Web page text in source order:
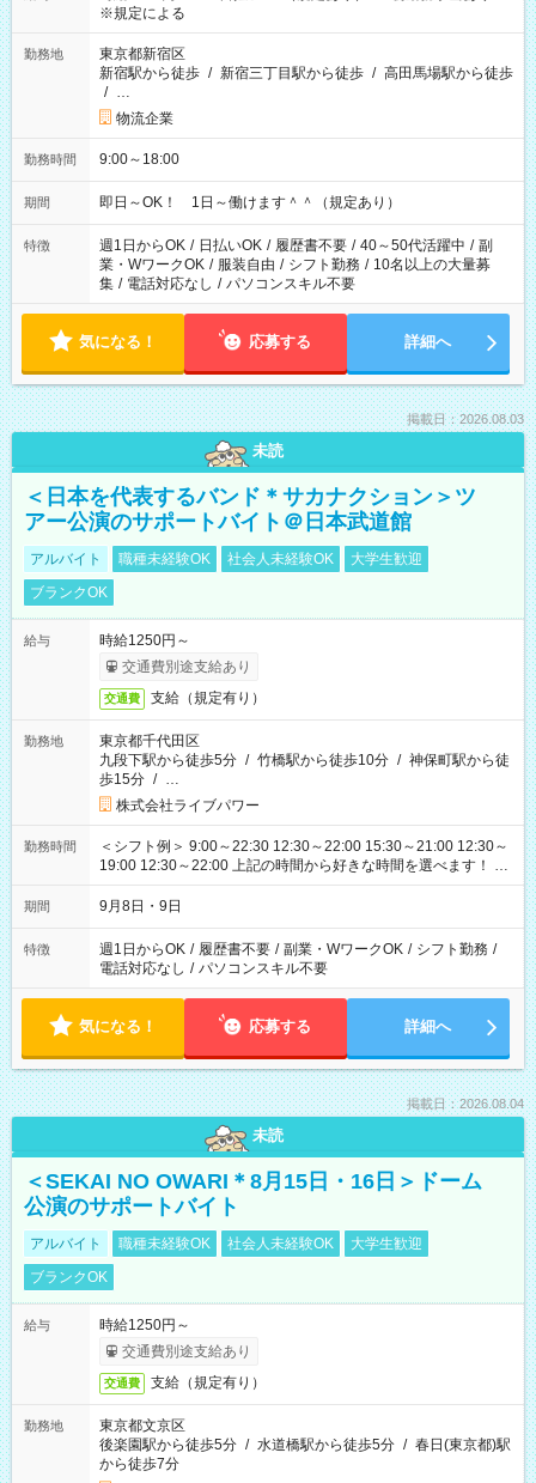
※規定による
勤務地
東京都新宿区
新宿駅から徒歩 / 新宿三丁目駅から徒歩 / 高田馬場駅から徒歩
/ …
物流企業
勤務時間 9:00～18:00
期間 即日～OK！ 1日～働けます＾＾（規定あり）
特徴 週1日からOK / 日払いOK / 履歴書不要 / 40～50代活躍中 / 副
業・WワークOK / 服装自由 / シフト勤務 / 10名以上の大量募
集 / 電話対応なし / パソコンスキル不要
気になる！ 応募する 詳細へ
掲載日：2026.08.03
未読
＜日本を代表するバンド＊サカナクション＞ツ
アー公演のサポートバイト＠日本武道館
アルバイト 職種未経験OK 社会人未経験OK
大学生歓迎
ブランクOK
給与
時給1250円～
交通費別途支給あり
交通費 支給（規定有り）
勤務地
東京都千代田区
九段下駅から徒歩5分 / 竹橋駅から徒歩10分 / 神保町駅から徒
歩15分 / …
株式会社ライブパワー
勤務時間
＜シフト例＞ 9:00～22:30 12:30～22:00 15:30～21:00 12:30～
19:00 12:30～22:00 上記の時間から好きな時間を選べます！ ※
時間は変更となる可能性があります
期間 9月8日・9日
特徴 週1日からOK / 履歴書不要 / 副業・WワークOK / シフト勤務 /
電話対応なし / パソコンスキル不要
気になる！ 応募する 詳細へ
掲載日：2026.08.04
未読
＜SEKAI NO OWARI＊8月15日・16日＞ドーム
公演のサポートバイト
アルバイト 職種未経験OK 社会人未経験OK
大学生歓迎
ブランクOK
給与
時給1250円～
交通費別途支給あり
交通費 支給（規定有り）
勤務地
東京都文京区
後楽園駅から徒歩5分 / 水道橋駅から徒歩5分 / 春日(東京都)駅
から徒歩7分